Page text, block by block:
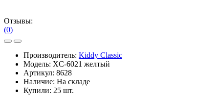
Отзывы:
(0)
Производитель: Kiddy Classic
Модель: XC-6021 желтый
Артикул: 8628
Наличие: На складе
Купили: 25 шт.